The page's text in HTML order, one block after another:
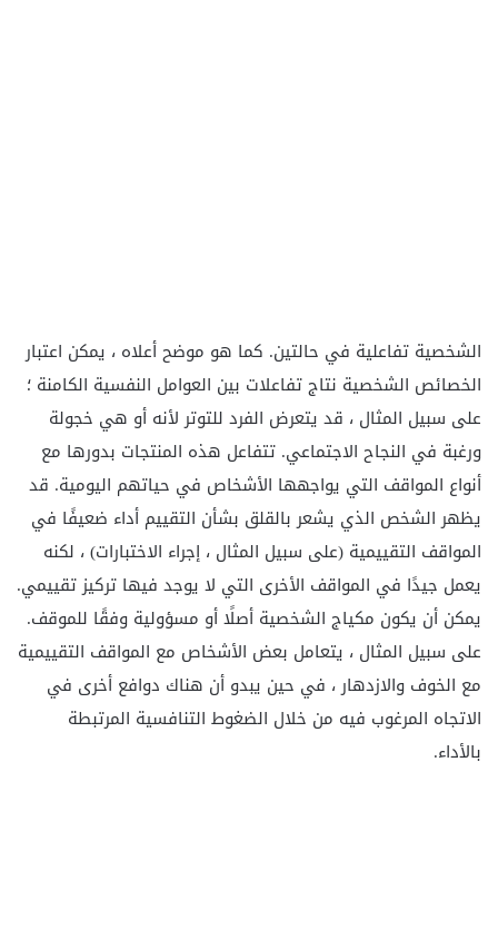
الشخصية تفاعلية في حالتين. كما هو موضح أعلاه ، يمكن اعتبار
الخصائص الشخصية نتاج تفاعلات بين العوامل النفسية الكامنة ؛
على سبيل المثال ، قد يتعرض الفرد للتوتر لأنه أو هي خجولة
ورغبة في النجاح الاجتماعي. تتفاعل هذه المنتجات بدورها مع
أنواع المواقف التي يواجهها الأشخاص في حياتهم اليومية. قد
يظهر الشخص الذي يشعر بالقلق بشأن التقييم أداء ضعيفًا في
المواقف التقييمية (على سبيل المثال ، إجراء الاختبارات) ، لكنه
يعمل جيدًا في المواقف الأخرى التي لا يوجد فيها تركيز تقييمي.
يمكن أن يكون مكياج الشخصية أصلًا أو مسؤولية وفقًا للموقف.
على سبيل المثال ، يتعامل بعض الأشخاص مع المواقف التقييمية
مع الخوف والازدهار ، في حين يبدو أن هناك دوافع أخرى في
الاتجاه المرغوب فيه من خلال الضغوط التنافسية المرتبطة
بالأداء.